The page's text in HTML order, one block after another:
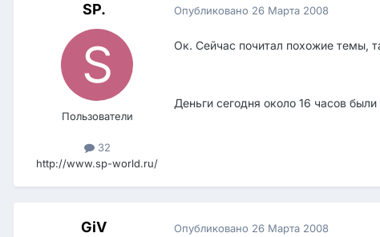
SP.
Пользователи
32
http://www.sp-world.ru/
Опубликовано 26 Марта 2008
Ок. Сейчас почитал похожие темы,
Деньги сегодня около 16 часов
GiV Опубликовано 26 Марта 2008